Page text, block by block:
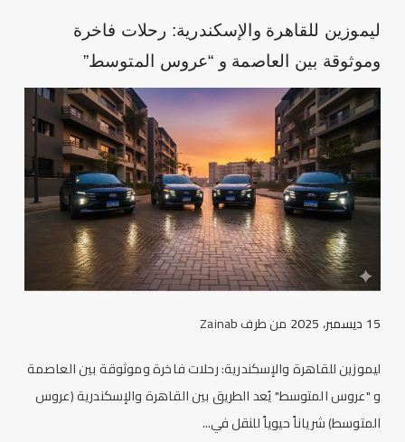
ليموزين للقاهرة والإسكندرية: رحلات فاخرة
وموثوقة بين العاصمة و “عروس المتوسط”
15 ديسمبر، 2025 من طرفZainab
ليموزين للقاهرة والإسكندرية: رحلات فاخرة وموثوقة بين العاصمة
و "عروس المتوسط" يُعد الطريق بين القاهرة والإسكندرية (عروس
المتوسط) شرياناً حيوياً للنقل في...